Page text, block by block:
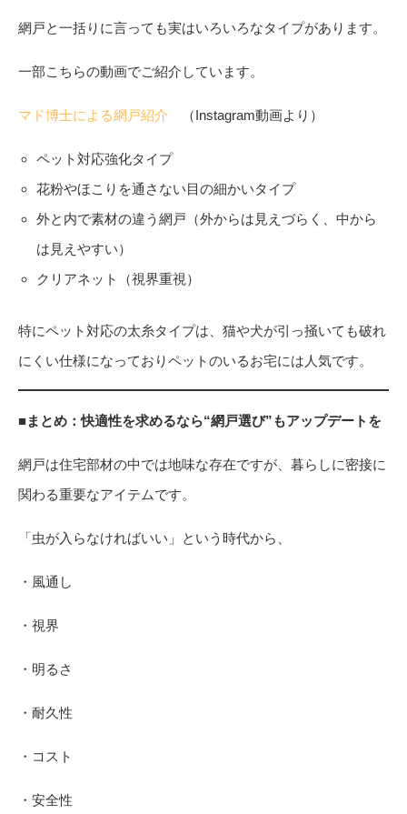
網戸と一括りに言っても実はいろいろなタイプがあります。
一部こちらの動画でご紹介しています。
マド博士による網戸紹介 （Instagram動画より）
ペット対応強化タイプ
花粉やほこりを通さない目の細かいタイプ
外と内で素材の違う網戸（外からは見えづらく、中から
は見えやすい）
クリアネット（視界重視）
特にペット対応の太糸タイプは、猫や犬が引っ掻いても破れ
にくい仕様になっておりペットのいるお宅には人気です。
■まとめ：快適性を求めるなら“網戸選び”もアップデートを
網戸は住宅部材の中では地味な存在ですが、暮らしに密接に
関わる重要なアイテムです。
「虫が入らなければいい」という時代から、
・風通し
・視界
・明るさ
・耐久性
・コスト
・安全性